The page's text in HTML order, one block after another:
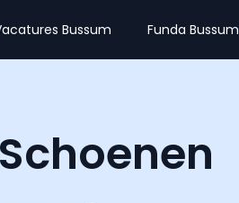
Bussum Funda Bussum